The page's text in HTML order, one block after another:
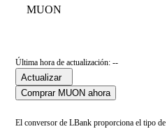
MUON
Última hora de actualización: --
Actualizar
Comprar MUON ahora
El conversor de LBank proporciona el tipo